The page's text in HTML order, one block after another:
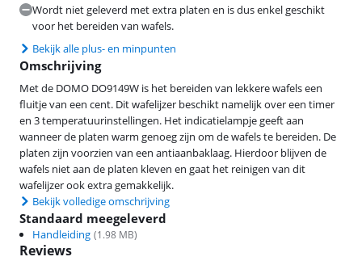
Wordt niet geleverd met extra platen en is dus enkel geschikt
voor het bereiden van wafels.
Bekijk alle plus- en minpunten
Omschrijving
Met de DOMO DO9149W is het bereiden van lekkere wafels een
fluitje van een cent. Dit wafelijzer beschikt namelijk over een timer
en 3 temperatuurinstellingen. Het indicatielampje geeft aan
wanneer de platen warm genoeg zijn om de wafels te bereiden. De
platen zijn voorzien van een antiaanbaklaag. Hierdoor blijven de
wafels niet aan de platen kleven en gaat het reinigen van dit
wafelijzer ook extra gemakkelijk.
Bekijk volledige omschrijving
Standaard meegeleverd
Handleiding (1.98 MB)
Reviews